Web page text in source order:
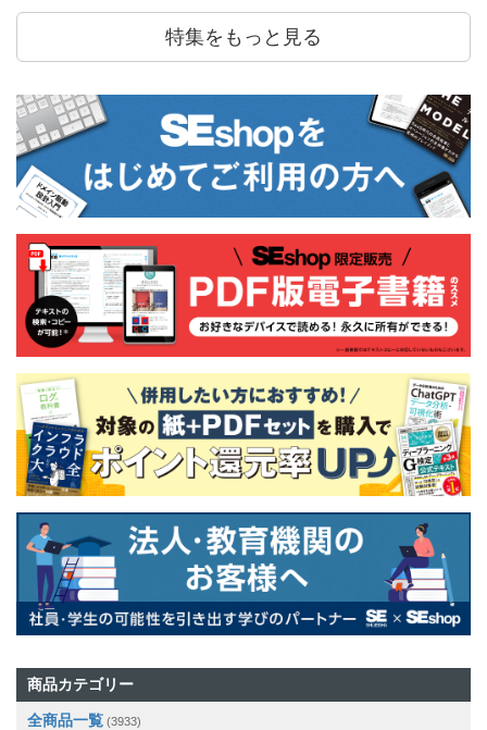
特集をもっと見る
商品カテゴリー
全商品一覧 (3933)